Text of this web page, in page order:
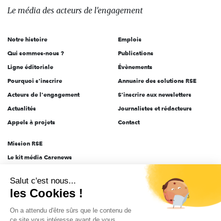
des
l'engagement
Le média des acteurs de l'engagement
Notre histoire
Qui sommes-nous ?
Ligne éditoriale
Pourquoi s'inscrire
Acteurs de l'engagement
Actualités
Appels à projets
Emplois
Publications
Évènements
Annuaire des solutions RSE
S'inscrire aux newsletters
Journalistes et rédacteurs
Contact
Mission RSE
Le kit média Carenews
AEF info
Novethic
PRODURABLE
Salut c'est nous...
les Cookies !
On a attendu d'être sûrs que le contenu de
ce site vous intéresse avant de vous